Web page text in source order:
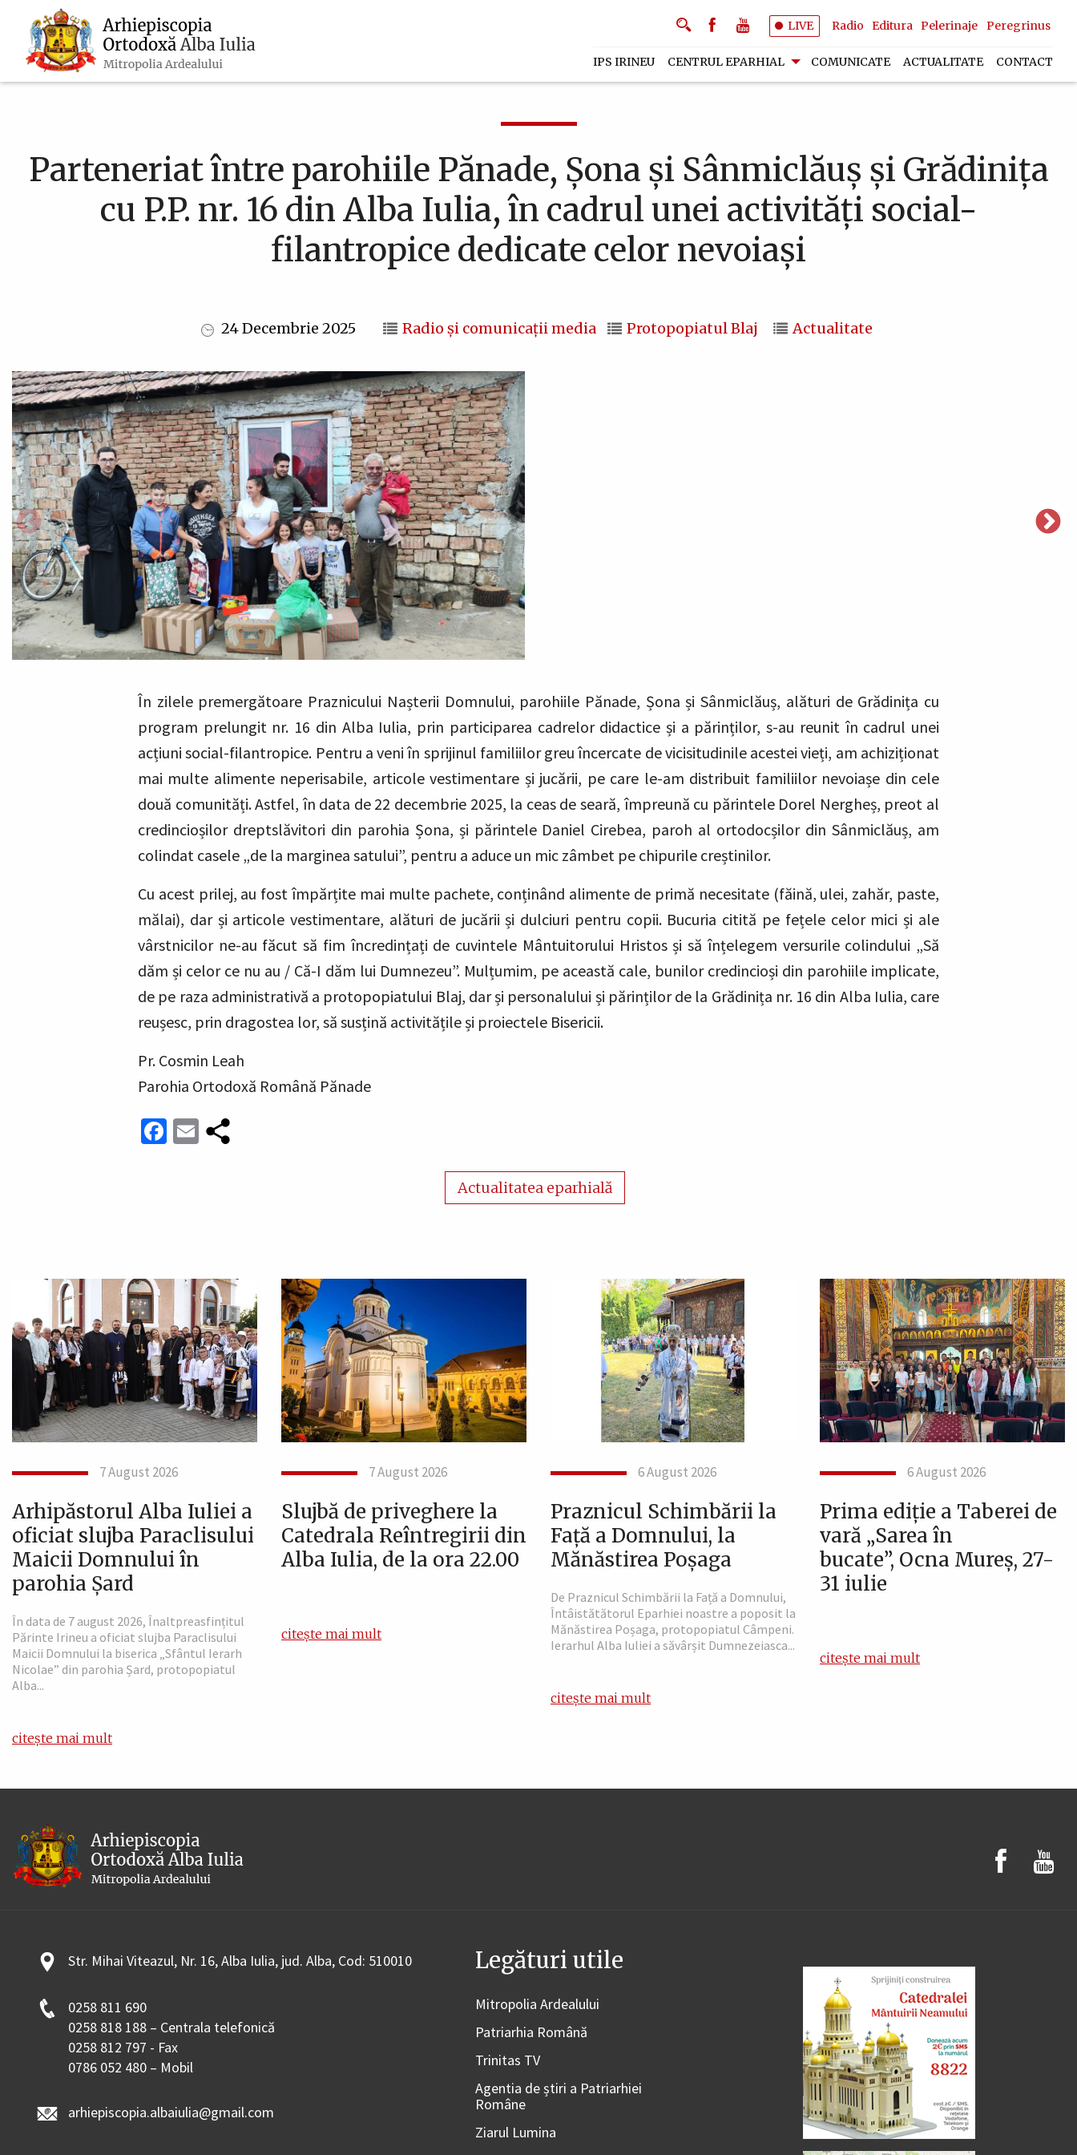
conţinutul
principal
Navigare
principală
LIVE Radio Editura Pelerinaje Peregrinus
IPS IRINEU CENTRUL EPARHIAL COMUNICATE ACTUALITATE CONTACT
Parteneriat între parohiile Pănade, Șona și Sânmiclăuș și Grădinița
cu P.P. nr. 16 din Alba Iulia, în cadrul unei activități social-
filantropice dedicate celor nevoiași
24 Decembrie 2025 Radio și comunicații media Protopopiatul Blaj Actualitate
În zilele premergătoare Praznicului Nașterii Domnului, parohiile Pănade, Șona și Sânmiclăuș, alături de Grădinița cu
program prelungit nr. 16 din Alba Iulia, prin participarea cadrelor didactice și a părinților, s-au reunit în cadrul unei
acțiuni social-filantropice. Pentru a veni în sprijinul familiilor greu încercate de vicisitudinile acestei vieți, am achiziționat
mai multe alimente neperisabile, articole vestimentare și jucării, pe care le-am distribuit familiilor nevoiașe din cele
două comunități. Astfel, în data de 22 decembrie 2025, la ceas de seară, împreună cu părintele Dorel Nergheș, preot al
credincioșilor dreptslăvitori din parohia Șona, și părintele Daniel Cirebea, paroh al ortodocșilor din Sânmiclăuș, am
colindat casele „de la marginea satului”, pentru a aduce un mic zâmbet pe chipurile creștinilor.
Cu acest prilej, au fost împărțite mai multe pachete, conținând alimente de primă necesitate (făină, ulei, zahăr, paste,
mălai), dar și articole vestimentare, alături de jucării și dulciuri pentru copii. Bucuria citită pe fețele celor mici și ale
vârstnicilor ne-au făcut să fim încredințați de cuvintele Mântuitorului Hristos și să înțelegem versurile colindului „Să
dăm și celor ce nu au / Că-I dăm lui Dumnezeu”. Mulțumim, pe această cale, bunilor credincioși din parohiile implicate,
de pe raza administrativă a protopopiatului Blaj, dar și personalului și părinților de la Grădinița nr. 16 din Alba Iulia, care
reușesc, prin dragostea lor, să susțină activitățile și proiectele Bisericii.
Pr. Cosmin Leah
Parohia Ortodoxă Română Pănade
Facebook
Email
Actualitatea eparhială
7 August 2026
Arhipăstorul Alba Iuliei a
oficiat slujba Paraclisului
Maicii Domnului în
parohia Șard
În data de 7 august 2026, Înaltpreasfințitul
Părinte Irineu a oficiat slujba Paraclisului
Maicii Domnului la biserica „Sfântul Ierarh
Nicolae” din parohia Șard, protopopiatul
Alba...
citește mai mult
7 August 2026
Slujbă de priveghere la
Catedrala Reîntregirii din
Alba Iulia, de la ora 22.00
citește mai mult
6 August 2026
Praznicul Schimbării la
Față a Domnului, la
Mănăstirea Poșaga
De Praznicul Schimbării la Față a Domnului,
Întâistătătorul Eparhiei noastre a poposit la
Mănăstirea Poșaga, protopopiatul Câmpeni.
Ierarhul Alba Iuliei a săvârșit Dumnezeiasca...
citește mai mult
6 August 2026
Prima ediție a Taberei de
vară „Sarea în
bucate”, Ocna Mureș, 27-
31 iulie
citește mai mult
Str. Mihai Viteazul, Nr. 16, Alba Iulia, jud. Alba, Cod: 510010
0258 811 690
0258 818 188 – Centrala telefonică
0258 812 797 - Fax
0786 052 480 – Mobil
arhiepiscopia.albaiulia@gmail.com
Legături utile
Mitropolia Ardealului
Patriarhia Română
Trinitas TV
Agentia de știri a Patriarhiei
Române
Ziarul Lumina